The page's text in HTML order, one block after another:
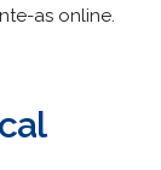
as online.